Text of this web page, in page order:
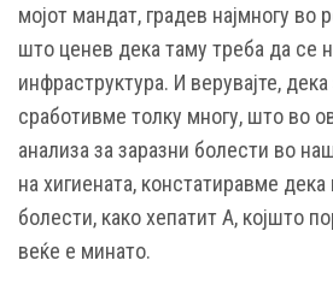
мојот мандат, градев најмногу во
што ценев дека таму треба да се
инфраструктура. И верувајте,
сработивме толку многу, што во
анализа за заразни болести во
на хигиената, констатиравме дека
болести, како хепатит А, којшто
веќе е минато.